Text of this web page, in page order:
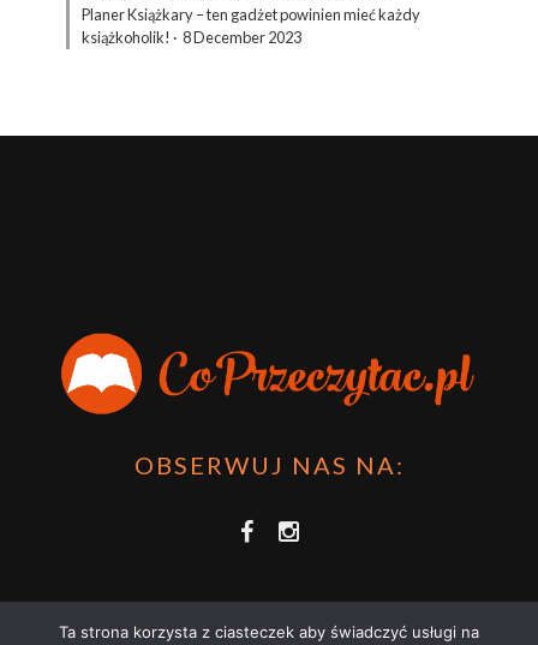
Planer Książkary – ten gadżet powinien mieć każdy
książkoholik! · 8 December 2023
OBSERWUJ NAS NA:
Ta strona korzysta z ciasteczek aby świadczyć usługi na